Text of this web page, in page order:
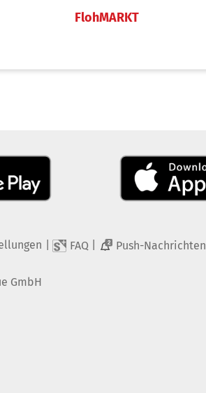
FlohMARKT
FAQ 2 Push-Nachrichten
GmbH